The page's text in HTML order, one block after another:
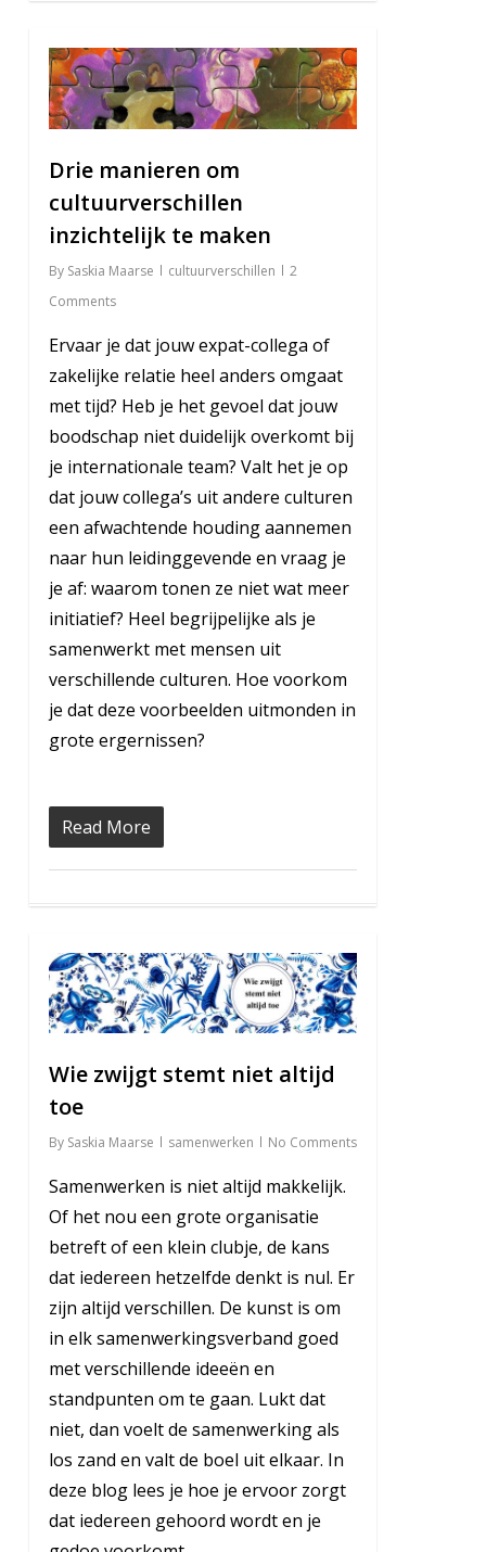
Drie manieren om
cultuurverschillen
inzichtelijk te maken
By Saskia Maarse cultuurverschillen
2
Comments
Ervaar je dat jouw expat-collega of
zakelijke relatie heel anders omgaat
met tijd? Heb je het gevoel dat jouw
boodschap niet duidelijk overkomt bij
je internationale team? Valt het je op
dat jouw collega’s uit andere culturen
een afwachtende houding aannemen
naar hun leidinggevende en vraag je
je af: waarom tonen ze niet wat meer
initiatief? Heel begrijpelijke als je
samenwerkt met mensen uit
verschillende culturen. Hoe voorkom
je dat deze voorbeelden uitmonden in
grote ergernissen?
Read More
0
Wie zwijgt stemt niet altijd
toe
By Saskia Maarse samenwerken No Comments
Samenwerken is niet altijd makkelijk.
Of het nou een grote organisatie
betreft of een klein clubje, de kans
dat iedereen hetzelfde denkt is nul. Er
zijn altijd verschillen. De kunst is om
in elk samenwerkingsverband goed
met verschillende ideeën en
standpunten om te gaan. Lukt dat
niet, dan voelt de samenwerking als
los zand en valt de boel uit elkaar. In
deze blog lees je hoe je ervoor zorgt
dat iedereen gehoord wordt en je
0